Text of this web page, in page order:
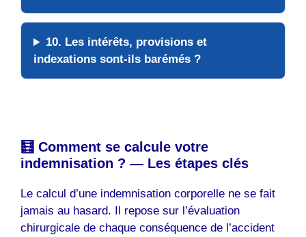
10. Les intérêts, provisions et
indexations sont-ils barémés ?
🧮 Comment se calcule votre
indemnisation ? — Les étapes clés
Le calcul d’une indemnisation corporelle ne se fait
jamais au hasard. Il repose sur l’évaluation
chirurgicale de chaque conséquence de l’accident